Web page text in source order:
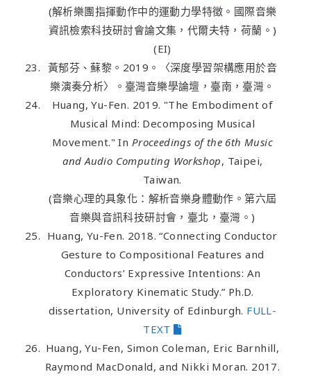
(解析樂團指揮動作中的運動力學特徵。國際音樂
資訊檢索科技研討會論文集，代爾夫特，荷蘭。)
(EI)
黃郁芬、蘇黎。2019。〈深度學習架構應用於音
樂演奏分析〉。臺灣音樂學論壇，臺南，臺灣。
Huang, Yu-Fen. 2019. "The Embodiment of
Musical Mind: Decomposing Musical
Movement." In Proceedings of the 6th Music
and Audio Computing Workshop, Taipei,
Taiwan.
(音樂心理的具象化：解析音樂身體動作。第六屆
音樂與音訊科技研討會，臺北，臺灣。)
Huang, Yu-Fen. 2018. “Connecting Conductor
Gesture to Compositional Features and
Conductors’ Expressive Intentions: An
Exploratory Kinematic Study.” Ph.D.
dissertation, University of Edinburgh. FULL-
TEXT
Huang, Yu-Fen, Simon Coleman, Eric Barnhill,
Raymond MacDonald, and Nikki Moran. 2017.